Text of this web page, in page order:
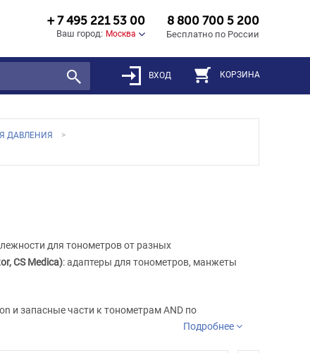
+ 7 495 221 53 00
Ваш город: Москва
8 800 700 5 200
Бесплатно по России
ВХОД КОРЗИНА
ДАВЛЕНИЯ
для тонометров от разных
CS Medica): адаптеры для тонометров, манжеты
и запасные части к тонометрам AND по
Подробнее